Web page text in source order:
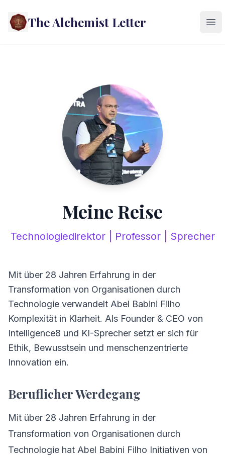
The Alchemist Letter
Meine Reise
Technologiedirektor | Professor | Sprecher
Mit über 28 Jahren Erfahrung in der
Transformation von Organisationen durch
Technologie verwandelt Abel Babini Filho
Komplexität in Klarheit. Als Founder & CEO von
Intelligence8 und KI-Sprecher setzt er sich für
Ethik, Bewusstsein und menschenzentrierte
Innovation ein.
Beruflicher Werdegang
Mit über 28 Jahren Erfahrung in der
Transformation von Organisationen durch
Technologie hat Abel Babini Filho Initiativen von